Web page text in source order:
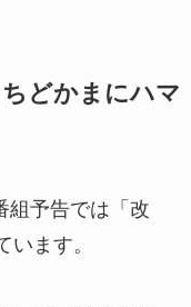
どかまにハマ
組予告では「改
ます。